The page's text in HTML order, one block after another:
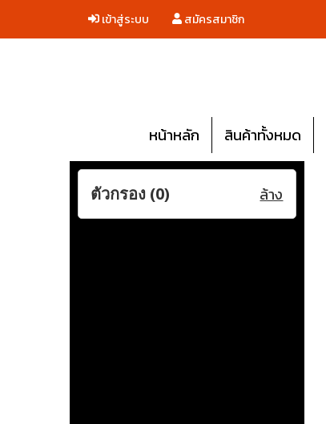
เข้าสู่ระบบ สมัครสมาชิก
หน้าหลัก สินค้าทั้งหมด
ตัวกรอง (0) ล้าง